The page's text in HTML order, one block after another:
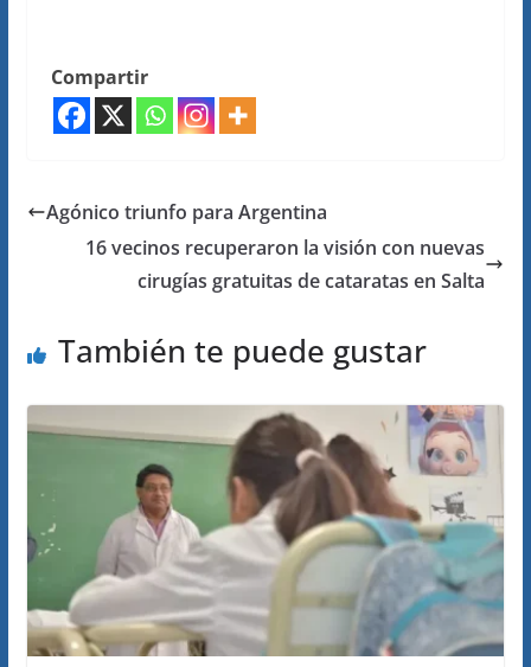
Compartir
Agónico triunfo para Argentina
16 vecinos recuperaron la visión con nuevas
cirugías gratuitas de cataratas en Salta
También te puede gustar